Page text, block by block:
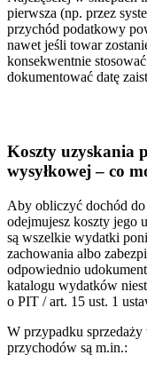
pierwsza (np. przez
przychód podatkowy
nawet jeśli towar
konsekwentnie
dokumentować datę
Koszty uzyskania
wysyłkowej – co
Aby obliczyć dochód
odejmujesz koszty jego
są wszelkie wydatki
zachowania albo
odpowiednio
katalogu wydatków
o PIT / art. 15 ust. 1
W przypadku
przychodów są m.in.: